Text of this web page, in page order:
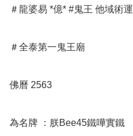
＃龍婆易 *億* #鬼王 他域術運
＃全泰第一鬼王廟
佛曆 2563
為名牌 ：朕Bee45鐵嘩實鐵